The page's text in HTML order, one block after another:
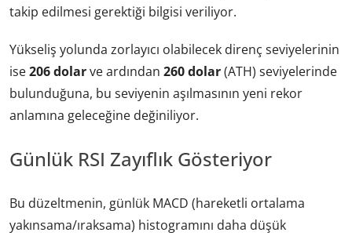
takip edilmesi gerektiği bilgisi veriliyor.
Yükseliş yolunda zorlayıcı olabilecek direnç seviyelerinin
ise206 dolarve ardından 260 dolar(ATH) seviyelerinde
bulunduğuna, bu seviyenin aşılmasının yeni rekor
anlamına geleceğine değiniliyor.
Günlük RSI Zayıflık Gösteriyor
Bu düzeltmenin, günlük MACD (hareketli ortalama
yakınsama/ıraksama) histogramını daha düşük